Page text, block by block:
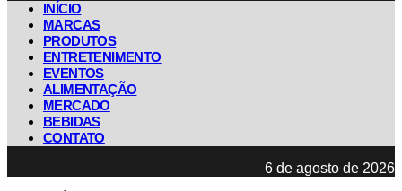
INÍCIO
MARCAS
PRODUTOS
ENTRETENIMENTO
EVENTOS
ALIMENTAÇÃO
MERCADO
BEBIDAS
CONTATO
6 de agosto de 2026